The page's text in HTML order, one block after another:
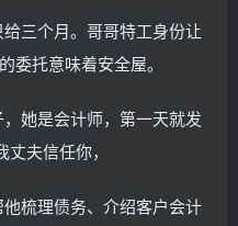
三个月。哥哥特工身份让
托意味着安全屋。
她是会计师，第一天就发
夫信任你，
他梳理债务、介绍客户会计